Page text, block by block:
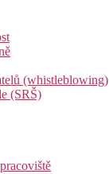
(whistleblowing)
(SRŠ)